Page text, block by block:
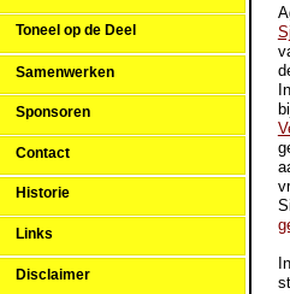
Toneel op de Deel
Samenwerken
Sponsoren
Contact
Historie
Links
Disclaimer